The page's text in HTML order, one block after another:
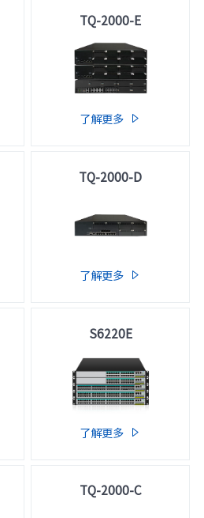
TQ-2000-E
了解更多 
TQ-2000-D
了解更多 
S6220E
了解更多 
TQ-2000-C